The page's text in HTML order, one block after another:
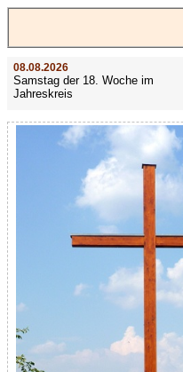
08.08.2026
Samstag der 18. Woche im
Jahreskreis